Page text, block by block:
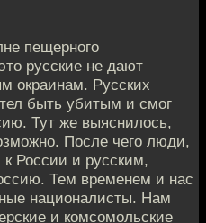
пещерного
русские не дают
окраинам. Русских
быть убитым и смог
Тут же выяснилось,
После чего люди,
России и русским,
Тем временем и нас
националисты. Нам
и комсомольские